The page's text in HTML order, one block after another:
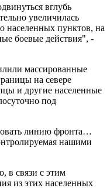
вглубь
увеличилась
населенных пунктов, на
боевые действия", -
массированные
на севере
и другие населенные
под
линию фронта…
нашими
в связи с этим
из этих населенных